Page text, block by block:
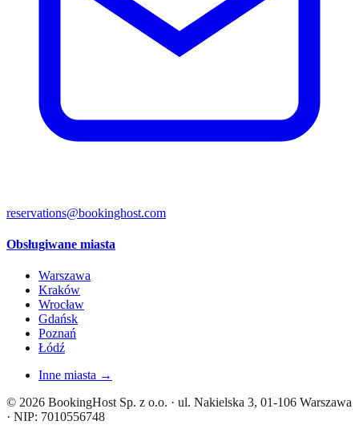
reservations@bookinghost.com
Obsługiwane miasta
Warszawa
Kraków
Wrocław
Gdańsk
Poznań
Łódź
Inne miasta →
© 2026 BookingHost Sp. z o.o. · ul. Nakielska 3, 01-106 Warszawa
· NIP: 7010556748